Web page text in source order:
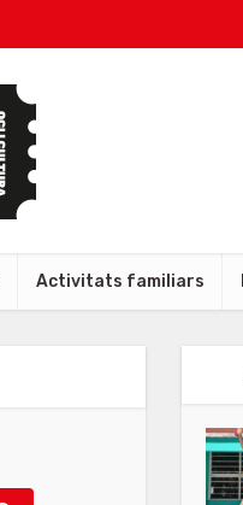
Activitats familiars